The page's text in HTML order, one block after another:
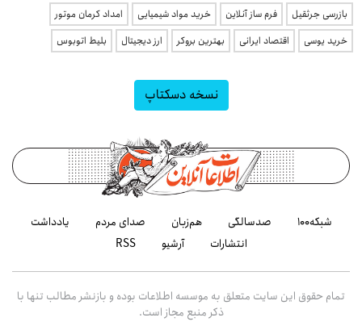
بازرسی جرثقیل فرم ساز آنلاین خرید مواد شیمیایی
امداد کرمان موتور
خرید یوسی
اقتصاد ایرانی بهترین بروکر ارز دیجیتال بلیط اتوبوس
نسخه دسکتاپ
شبکه۱۰۰ صدسالگی هم‌زبان صدای مردم
یادداشت
انتشارات
آرشیو RSS
تمام حقوق این سایت متعلق به موسسه اطلاعات بوده و بازنشر مطالب تنها با
ذکر منبع مجاز است.